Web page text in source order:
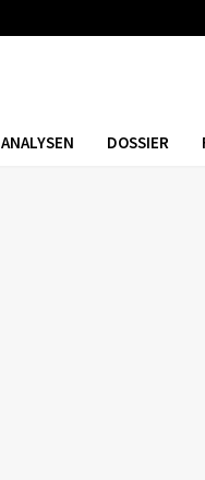
ANALYSEN DOSSIER